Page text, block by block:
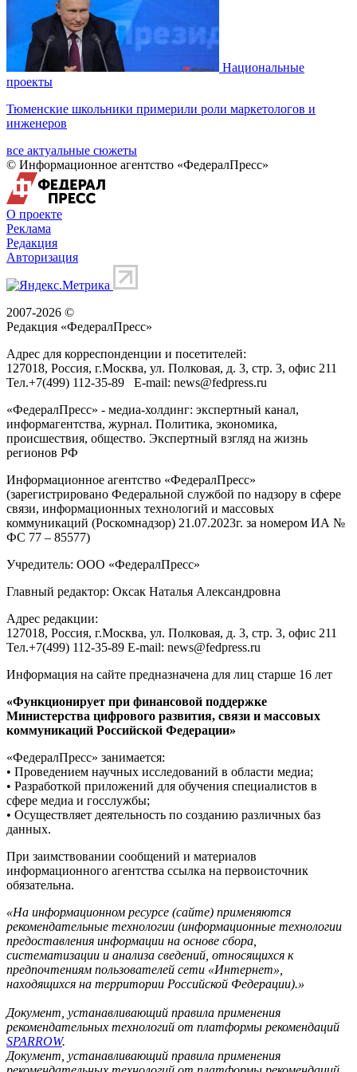
Национальные
проекты
Тюменские школьники примерили роли маркетологов и
инженеров
все актуальные сюжеты
© Информационное агентство «ФедералПресс»
О проекте
Реклама
Редакция
Авторизация
2007-2026 ©
Редакция «ФедералПресс»
Адрес для корреспонденции и посетителей:
127018, Россия, г.Москва, ул. Полковая, д. 3, стр. 3, офис 211
Тел.+7(499) 112-35-89 E-mail: news@fedpress.ru
«ФедералПресс» - медиа-холдинг: экспертный канал,
информагентства, журнал. Политика, экономика,
происшествия, общество. Экспертный взгляд на жизнь
регионов РФ
Информационное агентство «ФедералПресс»
(зарегистрировано Федеральной службой по надзору в сфере
связи, информационных технологий и массовых
коммуникаций (Роскомнадзор) 21.07.2023г. за номером ИА №
ФС 77 – 85577)
Учредитель: ООО «ФедералПресс»
Главный редактор: Оксак Наталья Александровна
Адрес редакции:
127018, Россия, г.Москва, ул. Полковая, д. 3, стр. 3, офис 211
Тел.+7(499) 112-35-89 E-mail: news@fedpress.ru
Информация на сайте предназначена для лиц старше 16 лет
«Функционирует при финансовой поддержке
Министерства цифрового развития, связи и массовых
коммуникаций Российской Федерации»
«ФедералПресс» занимается:
• Проведением научных исследований в области медиа;
• Разработкой приложений для обучения специалистов в
сфере медиа и госслужбы;
• Осуществляет деятельность по созданию различных баз
данных.
При заимствовании сообщений и материалов
информационного агентства ссылка на первоисточник
обязательна.
«На информационном ресурсе (сайте) применяются
рекомендательные технологии (информационные технологии
предоставления информации на основе сбора,
систематизации и анализа сведений, относящихся к
предпочтениям пользователей сети «Интернет»,
находящихся на территории Российской Федерации).»
Документ, устанавливающий правила применения
рекомендательных технологий от платформы рекомендаций
SPARROW.
Документ, устанавливающий правила применения